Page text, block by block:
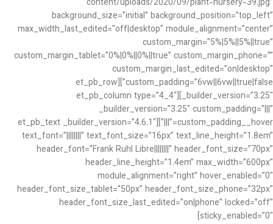
content/uploads/2020/09/plant-nursery-39.jpg”
background_size=”initial” background_position=”top_left”
max_width_last_edited=”off|desktop” module_alignment=”center”
custom_margin=”5%|5%||5%||true”
custom_margin_tablet=”0%|0%||0%||true” custom_margin_phone=””
custom_margin_last_edited=”on|desktop”
custom_padding=”6vw||6vw||true|false”][et_pb_row
_builder_version=”3.25″][et_pb_column type=”4_4″
_builder_version=”3.25″ custom_padding=”|||”
custom_padding__hover=”|||”][et_pb_text _builder_version=”4.6.1″
text_font=”||||||||” text_font_size=”16px” text_line_height=”1.8em”
header_font=”Frank Ruhl Libre||||||||” header_font_size=”70px”
header_line_height=”1.4em” max_width=”600px”
module_alignment=”right” hover_enabled=”0″
header_font_size_tablet=”50px” header_font_size_phone=”32px”
header_font_size_last_edited=”on|phone” locked=”off”
sticky_enabled=”0″]